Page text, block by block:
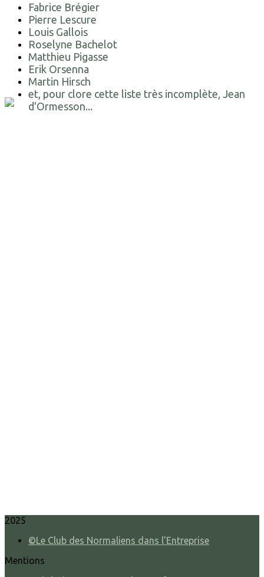
Fabrice Brégier
Pierre Lescure
Louis Gallois
Roselyne Bachelot
Matthieu Pigasse
Erik Orsenna
Martin Hirsch
et, pour clore cette liste très incomplète, Jean
d'Ormesson...
2025
©Le Club des Normaliens dans l'Entreprise
Mentions